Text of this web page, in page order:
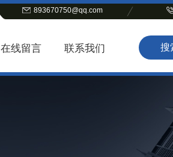
893670750@qq.com
在线留言 联系我们